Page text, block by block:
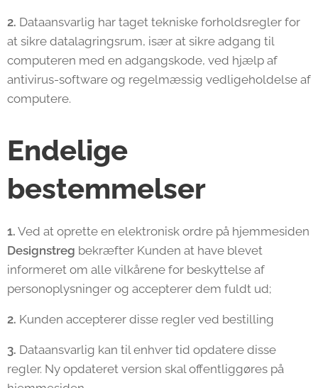
2. Dataansvarlig har taget tekniske forholdsregler for
at sikre datalagringsrum, især at sikre adgang til
computeren med en adgangskode, ved hjælp af
antivirus-software og regelmæssig vedligeholdelse af
computere.
Endelige
bestemmelser
1. Ved at oprette en elektronisk ordre på hjemmesiden
Designstreg bekræfter Kunden at have blevet
informeret om alle vilkårene for beskyttelse af
personoplysninger og accepterer dem fuldt ud;
2. Kunden accepterer disse regler ved bestilling
3. Dataansvarlig kan til enhver tid opdatere disse
regler. Ny opdateret version skal offentliggøres på